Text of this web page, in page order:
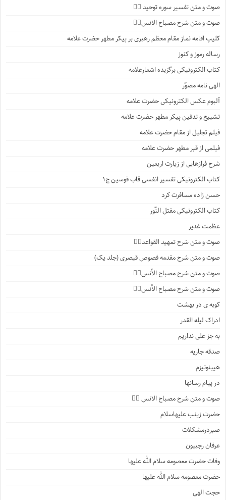
صوت و متن تفسیر سوره توحید ۱️⃣
صوت و متن شرح مصباح الانس۸⃣
کلیپ اقامه نماز مقام معظم رهبری بر پیکر مطهر حضرت علامه
رساله رموز و کنوز
کتاب الکترونیکی برگزیده اشعارعلامه
الهی نامه مصوّر
آلبوم عکس الکترونیکی حضرت علامه
تشییع و تدفین پیکر مطهر حضرت علامه
فیلم تجلیل از مقام حضرت علامه
فیلمی از قبر مطهر حضرت علامه
شرح فرازهایی از زیارت اربعین
کتاب الکترونیکی تفسیر انفسی قاب قوسین ج۱
حسن زاده مسافرت کرد
کتاب الکترونیکی مقتل النّور
عظمت غدیر
صوت و متن شرح تمهید القواعد۱️⃣
صوت و متن شرح مقدمه فصوص قیصری (جلد یک)
صوت و متن شرح مصباح الأنس۷️⃣
صوت و متن شرح مصباح الأنس۶️⃣
کوبه ی در بهشت
ادراک لیله القدر
به جز علی نداریم
صدقه جاریه
هیپنوتیزم
در پیام رسانها
صوت و متن شرح مصباح الانس ۵️⃣
حضرت زینب علیهاسلام
صبردرمشکلات
عرفان رجبیون
وفات حضرت معصومه سلام الله علیها
حضرت معصومه سلام الله علیها
حجت الهی